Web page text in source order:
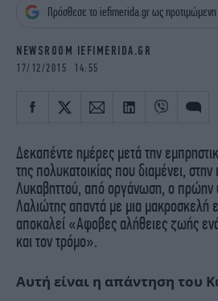
iBOOKS
MEDIA
NEWSLETTER
Πρόσθεσε το iefimerida.gr ως προτιμώμενη
NEWSROOM IEFIMERIDA.GR
17/12/2015 14:55
Δεκαπέντε ημέρες μετά την
της πολυκατοικίας που διαμένει, στην
Λυκαβηττού, από οργάνωση, ο
Λαλιώτης απαντά με μια μακροσκελή
αποκαλεί «Αφοβες αλήθειες ζωής
και τον τρόμο».
Αυτή είναι η απάντηση του